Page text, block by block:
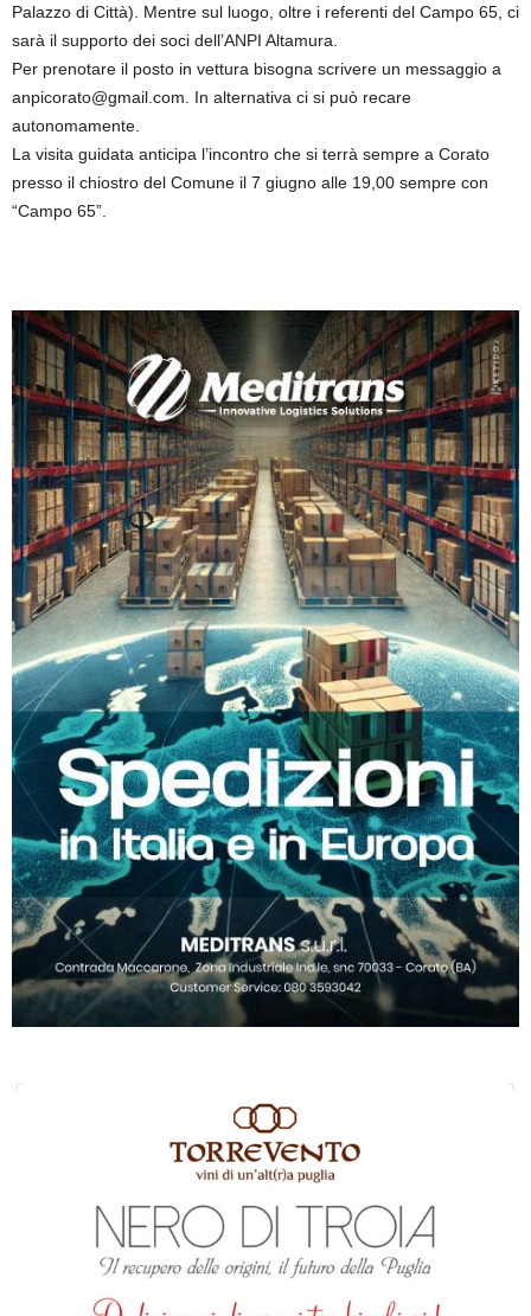
Palazzo di Città). Mentre sul luogo, oltre i referenti del Campo 65, ci
sarà il supporto dei soci dell’ANPI Altamura.
Per prenotare il posto in vettura bisogna scrivere un messaggio a
anpicorato@gmail.com. In alternativa ci si può recare
autonomamente.
La visita guidata anticipa l’incontro che si terrà sempre a Corato
presso il chiostro del Comune il 7 giugno alle 19,00 sempre con
“Campo 65”.